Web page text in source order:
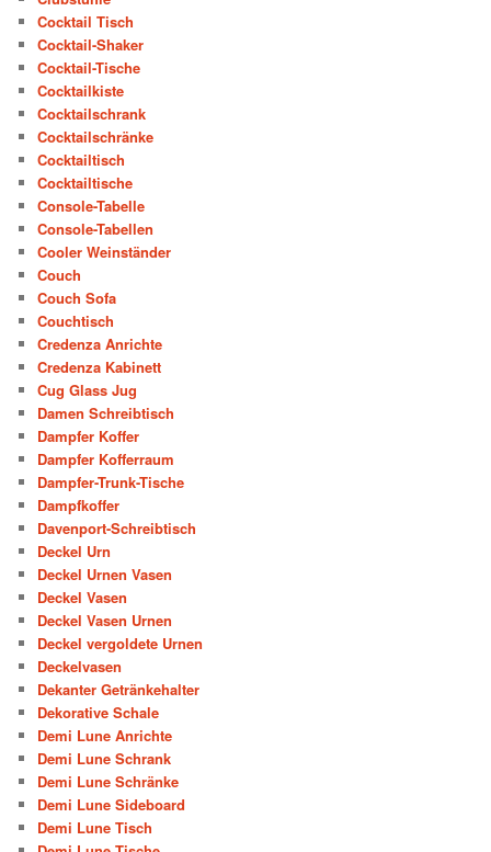
Cocktail Tisch
Cocktail-Shaker
Cocktail-Tische
Cocktailkiste
Cocktailschrank
Cocktailschränke
Cocktailtisch
Cocktailtische
Console-Tabelle
Console-Tabellen
Cooler Weinständer
Couch
Couch Sofa
Couchtisch
Credenza Anrichte
Credenza Kabinett
Cug Glass Jug
Damen Schreibtisch
Dampfer Koffer
Dampfer Kofferraum
Dampfer-Trunk-Tische
Dampfkoffer
Davenport-Schreibtisch
Deckel Urn
Deckel Urnen Vasen
Deckel Vasen
Deckel Vasen Urnen
Deckel vergoldete Urnen
Deckelvasen
Dekanter Getränkehalter
Dekorative Schale
Demi Lune Anrichte
Demi Lune Schrank
Demi Lune Schränke
Demi Lune Sideboard
Demi Lune Tisch